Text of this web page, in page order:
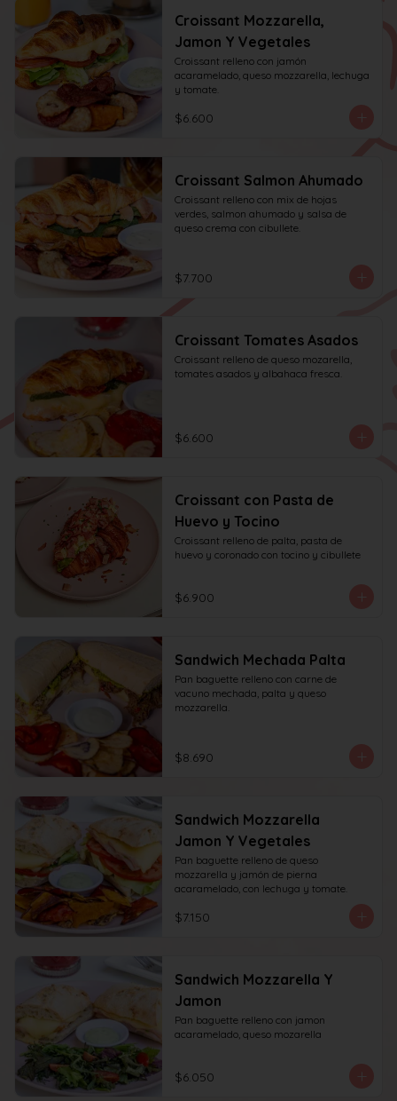
Croissant Mozzarella,
Jamon Y Vegetales
Croissant relleno con jamón
acaramelado, queso mozzarella, lechuga
y tomate.
$6.600
Croissant Salmon Ahumado
Croissant relleno con mix de hojas
verdes, salmon ahumado y salsa de
queso crema con cibullete.
$7.700
Croissant Tomates Asados
Croissant relleno de queso mozarella,
tomates asados y albahaca fresca.
$6.600
Croissant con Pasta de
Huevo y Tocino
Croissant relleno de palta, pasta de
huevo y coronado con tocino y cibullete
$6.900
Sandwich Mechada Palta
Pan baguette relleno con carne de
vacuno mechada, palta y queso
mozzarella.
$8.690
Sandwich Mozzarella
Jamon Y Vegetales
Pan baguette relleno de queso
mozzarella y jamón de pierna
acaramelado, con lechuga y tomate.
$7.150
Sandwich Mozzarella Y
Jamon
Pan baguette relleno con jamon
acaramelado, queso mozarella
$6.050